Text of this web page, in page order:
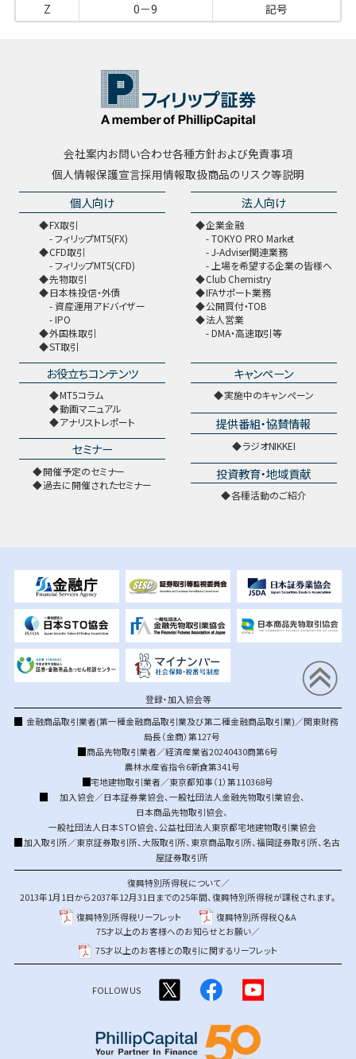
Z
0－9 記号
会社案内お問い合わせ各種方針および免責事項
個人情報保護宣言採用情報取扱商品のリスク等説明
個人向け
FX取引
フィリップMT5(FX)
CFD取引
フィリップMT5(CFD)
先物取引
日本株投信・外債
資産運用アドバイザー
IPO
外国株取引
ST取引
法人向け
企業金融
TOKYO PRO Market
J-Adviser関連業務
上場を希望する企業の皆様へ
Club Chemistry
IFAサポート業務
公開買付・TOB
法人営業
DMA・高速取引等
お役立ちコンテンツ
MT5コラム
動画マニュアル
アナリストレポート
セミナー
開催予定のセミナー
過去に開催されたセミナー
キャンペーン
実施中のキャンペーン
提供番組・協賛情報
ラジオNIKKEI
投資教育・地域貢献
各種活動のご紹介
登録・加入協会等
金融商品取引業者(第一種金融商品取引業及び第二種金融商品取引業)／関東財務
局長（金商）第127号
商品先物取引業者／経済産業省20240430商第6号
農林水産省指令6新食第341号
宅地建物取引業者／東京都知事（1）第110368号
加入協会／日本証券業協会、 一般社団法人金融先物取引業協会、
日本商品先物取引協会、
一般社団法人日本STO協会、 公益社団法人東京都宅地建物取引業協会
加入取引所／東京証券取引所、大阪取引所、 東京商品取引所、福岡証券取引所、名古
屋証券取引所
復興特別所得税について／
2013年1月1日から2037年12月31日までの25年間、復興特別所得税が課税されます。
復興特別所得税リーフレット
復興特別所得税Q&A
75才以上のお客様へのお知らせとお願い／
75才以上のお客様との取引に関するリーフレット
FOLLOW US